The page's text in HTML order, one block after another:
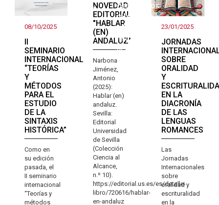
andaluz
descriptivos
referentes
a la
lengua
actual
08/10/2025
II
SEMINARIO
INTERNACIONAL
“TEORÍAS
Y
MÉTODOS
PARA EL
ESTUDIO
DE LA
SINTAXIS
HISTÓRICA”
Como en
su edición
pasada, el
II seminario
internacional
“Teorías y
métodos
NOVEDAD
EDITORIAL
"HABLAR
(EN)
ANDALUZ"
Narbona
Jiménez,
Antonio
(2025):
Hablar (en)
andaluz.
Sevilla:
Editorial
Universidad
de Sevilla
(Colección
Ciencia al
Alcance,
n.º 10).
https://editorial.us.es/es/detalle-
libro/720616/hablar-
en-andaluz
23/01/2025
JORNADAS
SOBRE
ORALIDAD
Y
EN LA
DIACRONÍA
DE LAS
LENGUAS
ROMANCES
Las
Jornadas
Internacionales
sobre
oralidad y
escrituralidad
en la